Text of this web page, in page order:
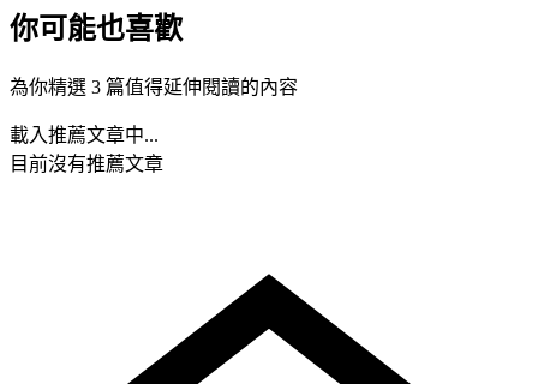
你可能也喜歡
為你精選 3 篇值得延伸閱讀的內容
載入推薦文章中...
目前沒有推薦文章